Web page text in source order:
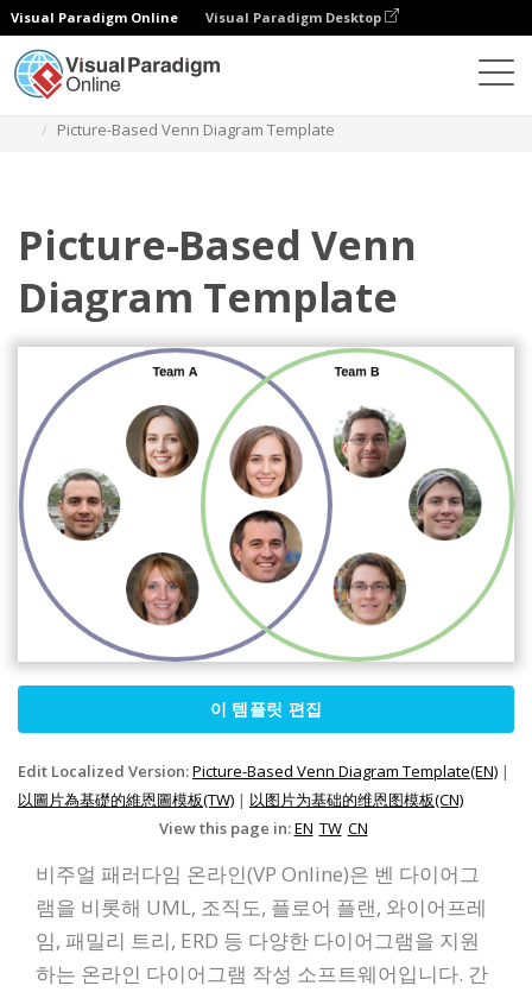
Visual Paradigm Online Visual Paradigm Desktop
Picture-Based Venn Diagram Template
Picture-Based Venn
Diagram Template
이 템플릿 편집
Edit Localized Version:Picture-Based Venn Diagram Template(EN) |
以圖片為基礎的維恩圖模板(TW) | 以图片为基础的维恩图模板(CN)
View this page in:EN TW CN
비주얼 패러다임 온라인(VP Online)은 벤 다이어그
램을 비롯해 UML, 조직도, 플로어 플랜, 와이어프레
임, 패밀리 트리, ERD 등 다양한 다이어그램을 지원
하는 온라인 다이어그램 작성 소프트웨어입니다. 간